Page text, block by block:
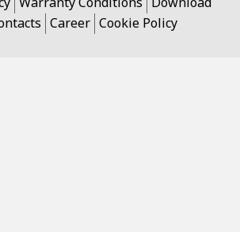
Career Cookie Policy